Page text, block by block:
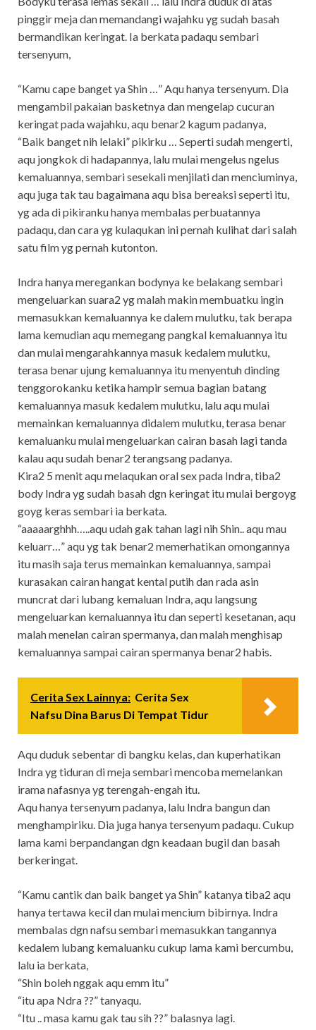
pinggir meja dan memandangi wajahku yg sudah basah
bermandikan keringat. Ia berkata padaqu sembari
tersenyum,
“Kamu cape banget ya Shin …” Aqu hanya tersenyum. Dia
mengambil pakaian basketnya dan mengelap cucuran
keringat pada wajahku, aqu benar2 kagum padanya,
“Baik banget nih lelaki” pikirku … Seperti sudah mengerti,
aqu jongkok di hadapannya, lalu mulai mengelus ngelus
kemaluannya, sembari sesekali menjilati dan menciuminya,
aqu juga tak tau bagaimana aqu bisa bereaksi seperti itu,
yg ada di pikiranku hanya membalas perbuatannya
padaqu, dan cara yg kulaqukan ini pernah kulihat dari salah
satu film yg pernah kutonton.
Indra hanya meregankan bodynya ke belakang sembari
mengeluarkan suara2 yg malah makin membuatku ingin
memasukkan kemaluannya ke dalem mulutku, tak berapa
lama kemudian aqu memegang pangkal kemaluannya itu
dan mulai mengarahkannya masuk kedalem mulutku,
terasa benar ujung kemaluannya itu menyentuh dinding
tenggorokanku ketika hampir semua bagian batang
kemaluannya masuk kedalem mulutku, lalu aqu mulai
memainkan kemaluannya didalem mulutku, terasa benar
kemaluanku mulai mengeluarkan cairan basah lagi tanda
kalau aqu sudah benar2 terangsang padanya.
Kira2 5 menit aqu melaqukan oral sex pada Indra, tiba2
body Indra yg sudah basah dgn keringat itu mulai bergoyg
goyg keras sembari ia berkata.
“aaaaarghhh…..aqu udah gak tahan lagi nih Shin.. aqu mau
keluarr…” aqu yg tak benar2 memerhatikan omongannya
itu masih saja terus memainkan kemaluannya, sampai
kurasakan cairan hangat kental putih dan rada asin
muncrat dari lubang kemaluan Indra, aqu langsung
mengeluarkan kemaluannya itu dan seperti kesetanan, aqu
malah menelan cairan spermanya, dan malah menghisap
kemaluannya sampai cairan spermanya benar2 habis.
Cerita Sex Lainnya: Cerita Sex
Nafsu Dina Barus Di Tempat Tidur
Aqu duduk sebentar di bangku kelas, dan kuperhatikan
Indra yg tiduran di meja sembari mencoba memelankan
irama nafasnya yg terengah-engah itu.
Aqu hanya tersenyum padanya, lalu Indra bangun dan
menghampiriku. Dia juga hanya tersenyum padaqu. Cukup
lama kami berpandangan dgn keadaan bugil dan basah
berkeringat.
“Kamu cantik dan baik banget ya Shin” katanya tiba2 aqu
hanya tertawa kecil dan mulai mencium bibirnya. Indra
membalas dgn nafsu sembari memasukkan tangannya
kedalem lubang kemaluanku cukup lama kami bercumbu,
lalu ia berkata,
“Shin boleh nggak aqu emm itu”
“itu apa Ndra ??” tanyaqu.
“Itu .. masa kamu gak tau sih ??” balasnya lagi.